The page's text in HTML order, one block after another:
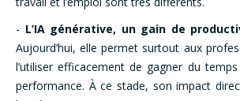
- L’IA générative, un gain de
Aujourd’hui, elle permet surtout aux
l’utiliser efficacement de gagner du
performance. À ce stade, son impact